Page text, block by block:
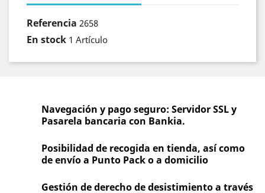
Referencia 2658
En stock 1 Artículo
Navegación y pago seguro: Servidor SSL y
Pasarela bancaria con Bankia.
Posibilidad de recogida en tienda, así como
de envío a Punto Pack o a domicilio
Gestión de derecho de desistimiento a través